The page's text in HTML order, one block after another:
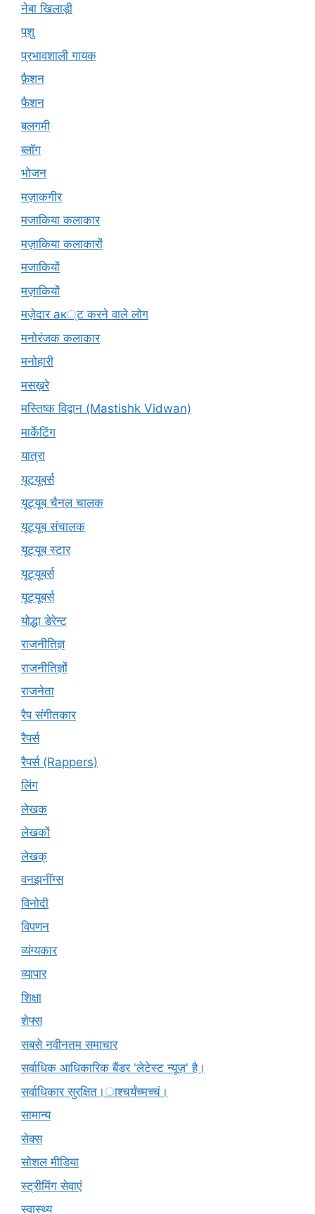
नेबा खिलाड़ी
पशु
प्रभावशाली गायक
फ़ैशन
फैशन
बलगमी
ब्लॉग
भोजन
मज़ाकगीर
मजाकिया कलाकार
मज़ाकिया कलाकारों
मजाकियों
मज़ाकियों
मज़ेदार ак्ट करने वाले लोग
मनोरंजक कलाकार
मनोहारी
मसख़रे
मस्तिष्क विद्वान (Mastishk Vidwan)
मार्केटिंग
यात्रा
यूटयूबर्स
यूट्यूब चैनल चालक
यूट्यूब संचालक
यूट्यूब स्टार
यूट्‍यूबर्स
यूट्यूबर्स
योद्धा डेरेन्ट
राजनीतिज्ञ
राजनीतिज्ञों
राजनेता
रैप संगीतकार
रैपर्स
रैपर्स (Rappers)
लिंग
लेखक
लेखकों
लेखक्
वनझनींग्स
विनोदी
विपणन
व्यंग्यकार
व्यापार
शिक्षा
शेफ्स
सबसे नवीनतम समाचार
सर्वाधिक आधिकारिक बैंडर 'लेटेस्ट न्यूज़' है।
सर्वाधिकार सुरक्षित।ाश्चर्यंच्मच्चं।
सामान्य
सेक्स
सोशल मीडिया
स्ट्रीमिंग सेवाएं
स्वास्थ्य